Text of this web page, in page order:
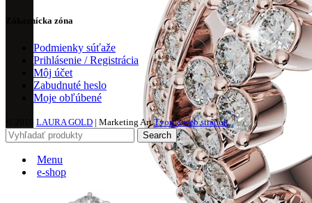
Zákaznícka zóna
Podmienky súťaže
Prihlásenie / Registrácia
Môj účet
Zabudnuté heslo
Moje obľúbené
LAURA GOLD | Marketing ArtTvorba web stránok
Search
Menu
e-shop